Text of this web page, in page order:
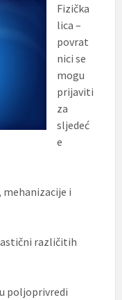
Fizička
lica –
povrat
nici se
mogu
prijaviti
za
sljedeć
e
i
različitih
poljoprivredi